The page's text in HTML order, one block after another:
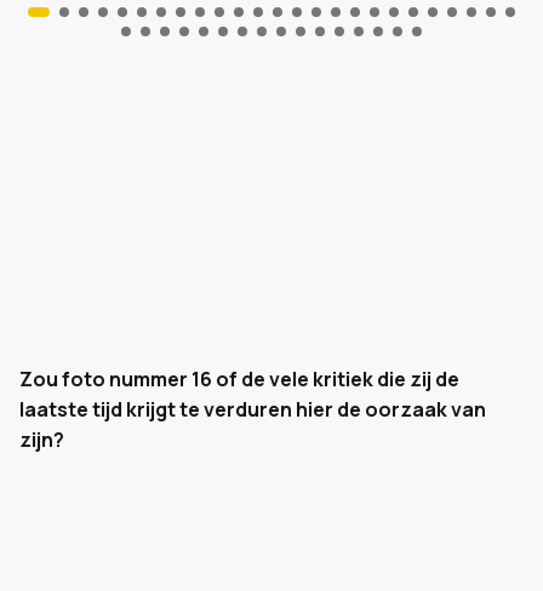
Zou foto nummer 16 of de vele kritiek die zij de
laatste tijd krijgt te verduren hier de oorzaak van
zijn?